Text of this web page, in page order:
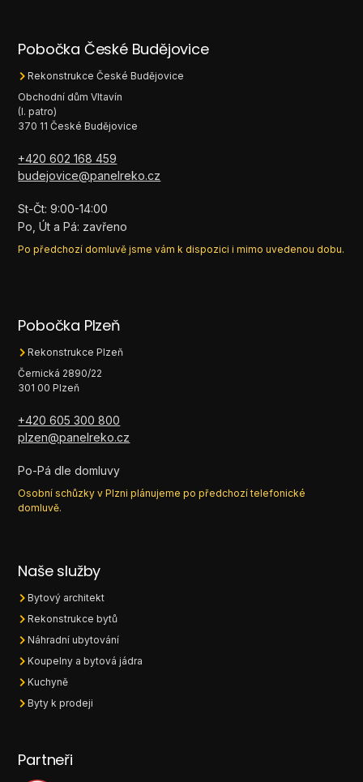
Pobočka České Budějovice
Rekonstrukce České Budějovice
Obchodní dům Vltavín
(I. patro)
370 11 České Budějovice
+420 602 168 459
budejovice@panelreko.cz
St-Čt: 9:00-14:00
Po, Út a Pá: zavřeno
Po předchozí domluvě jsme vám k dispozici i mimo uvedenou dobu.
Pobočka Plzeň
Rekonstrukce Plzeň
Černická 2890/22
301 00 Plzeň
+420 605 300 800
plzen@panelreko.cz
Po-Pá dle domluvy
Osobní schůzky v Plzni plánujeme po předchozí telefonické
domluvě.
Naše služby
Bytový architekt
Rekonstrukce bytů
Náhradní ubytování
Koupelny a bytová jádra
Kuchyně
Byty k prodeji
Partneři